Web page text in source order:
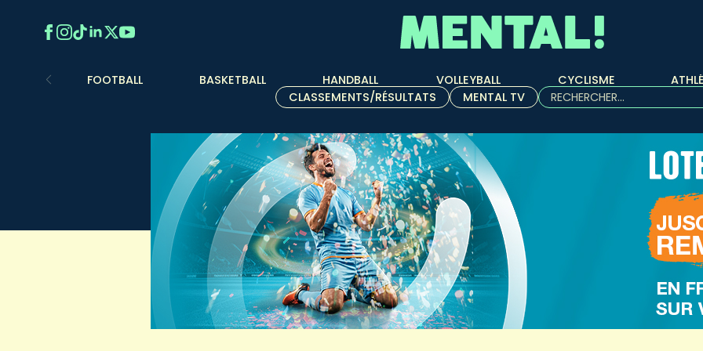
FOOTBALL BASKETBALL HANDBALL VOLLEYBALL CYCLISME
CLASSEMENTS/RÉSULTATS
MENTAL TV
Rechercher :